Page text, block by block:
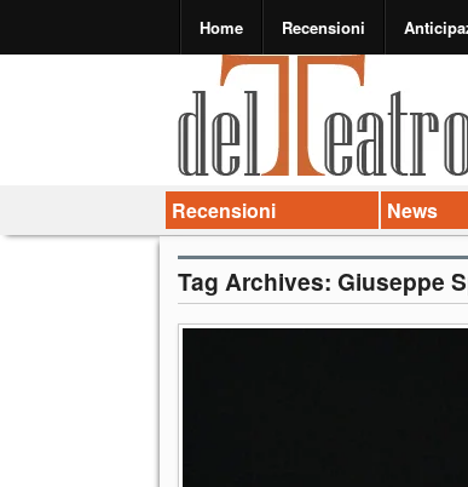
Home Recensioni
Recensioni News
Tag Archives: Giuseppe